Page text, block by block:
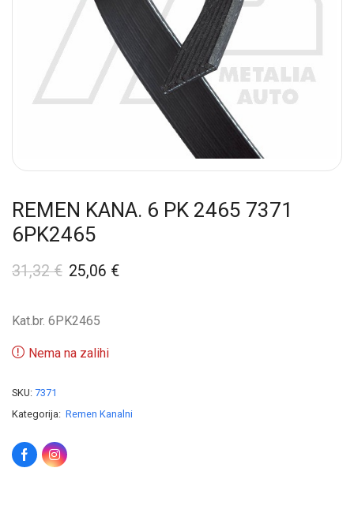
REMEN KANA. 6 PK 2465 7371
6PK2465
31,32€ 25,06 €
Kat.br. 6PK2465
Nema na zalihi
SKU: 7371
Kategorija: Remen Kanalni